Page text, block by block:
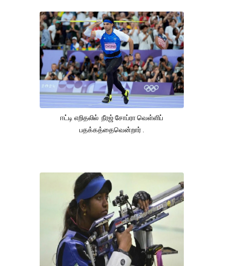
ஈட்டி எறிதலில் நீரஜ் சோப்ரா வெள்ளிப்
பதக்கத்தைவென்றார் .